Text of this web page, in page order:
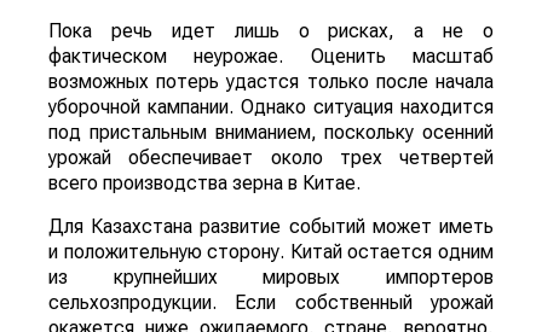
Пока речь идет лишь о рисках, а не о
фактическом неурожае. Оценить масштаб
возможных потерь удастся только после начала
уборочной кампании. Однако ситуация находится
под пристальным вниманием, поскольку осенний
урожай обеспечивает около трех четвертей
всего производства зерна в Китае.
Для Казахстана развитие событий может иметь
и положительную сторону. Китай остается одним
из крупнейших мировых импортеров
сельхозпродукции. Если собственный урожай